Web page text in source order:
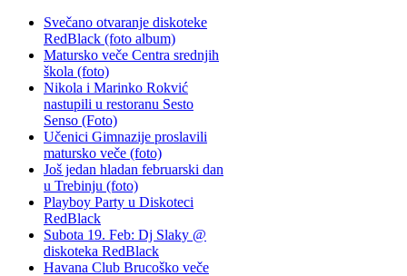
Svečano otvaranje diskoteke
RedBlack (foto album)
Matursko veče Centra srednjih
škola (foto)
Nikola i Marinko Rokvić
nastupili u restoranu Sesto
Senso (Foto)
Učenici Gimnazije proslavili
matursko veče (foto)
Još jedan hladan februarski dan
u Trebinju (foto)
Playboy Party u Diskoteci
RedBlack
Subota 19. Feb: Dj Slaky @
diskoteka RedBlack
Havana Club Brucoško veče